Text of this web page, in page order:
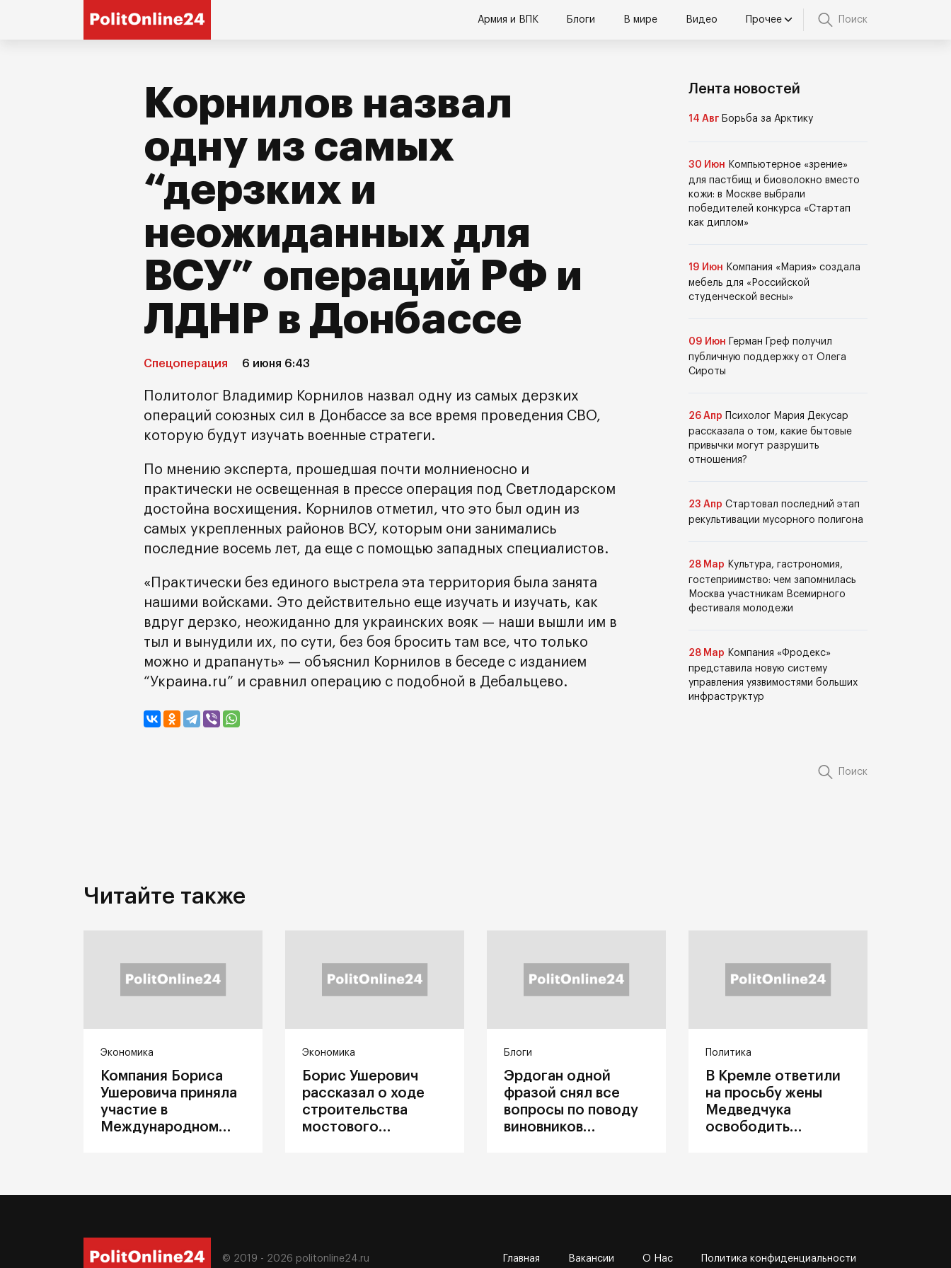
Армия и ВПК Блоги В мире Видео Прочее Поиск
Корнилов назвал
одну из самых
“дерзких и
неожиданных для
ВСУ” операций РФ и
ЛДНР в Донбассе
Спецоперация 6 июня 6:43
Политолог Владимир Корнилов назвал одну из самых дерзких
операций союзных сил в Донбассе за все время проведения СВО,
которую будут изучать военные стратеги.
По мнению эксперта, прошедшая почти молниеносно и
практически не освещенная в прессе операция под Светлодарском
достойна восхищения. Корнилов отметил, что это был один из
самых укрепленных районов ВСУ, которым они занимались
последние восемь лет, да еще с помощью западных специалистов.
«Практически без единого выстрела эта территория была занята
нашими войсками. Это действительно еще изучать и изучать, как
вдруг дерзко, неожиданно для украинских вояк — наши вышли им в
тыл и вынудили их, по сути, без боя бросить там все, что только
можно и драпануть» — объяснил Корнилов в беседе с изданием
“Украина.ru” и сравнил операцию с подобной в Дебальцево.
Лента новостей
14 Авг Борьба за Арктику
30 Июн Компьютерное «зрение»
для пастбищ и биоволокно вместо
кожи: в Москве выбрали
победителей конкурса «Стартап
как диплом»
19 Июн Компания «Мария» создала
мебель для «Российской
студенческой весны»
09 Июн
Герман Греф получил
публичную поддержку от Олега
Сироты
26 Апр
Психолог Мария Декусар
рассказала о том, какие бытовые
привычки могут разрушить
отношения?
23 Апр Стартовал последний этап
рекультивации мусорного полигона
28 Мар Культура, гастрономия,
гостеприимство: чем запомнилась
Москва участникам Всемирного
фестиваля молодежи
28 Мар Компания «Фродекс»
представила новую систему
управления уязвимостями больших
инфраструктур
Поиск
Читайте также
Экономика
Компания Бориса
Ушеровича приняла
участие в
Международном
Экономика
Борис Ушерович
рассказал о ходе
строительства
мостового
Блоги
Эрдоган одной
фразой снял все
вопросы по поводу
виновников
Политика
В Кремле ответили
на просьбу жены
Медведчука
освободить
© 2019 - 2026 politonline24.ru Главная Вакансии О Нас Политика конфиденциальности